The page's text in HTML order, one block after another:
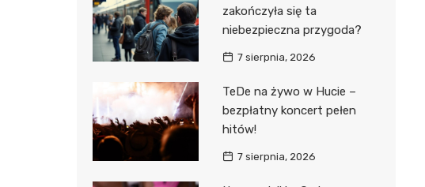
zakończyła się ta
niebezpieczna przygoda?
7 sierpnia, 2026
TeDe na żywo w Hucie –
bezpłatny koncert pełen
hitów!
7 sierpnia, 2026